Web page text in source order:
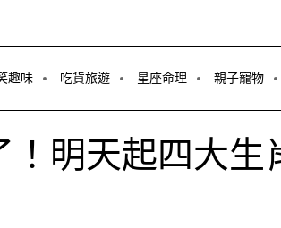
趣味 吃貨旅遊 星座命理 親子寵物
！明天起四大生